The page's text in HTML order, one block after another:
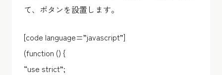
て、ボタンを設置します。
[code language=”javascript”]
(function () {
“use strict”;